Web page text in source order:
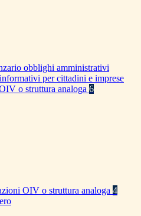
obblighi amministrativi
per cittadini e imprese
o struttura analoga 6
OIV o struttura analoga 4